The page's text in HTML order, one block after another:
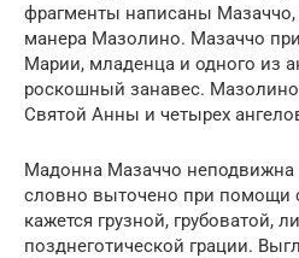
фрагменты написаны Мазаччо,
манера Мазолино. Мазаччо
Марии, младенца и одного из
роскошный занавес.
Святой Анны и четырех
Мадонна Мазаччо неподвижна
словно выточено при помощи
кажется грузной, грубоватой,
позднеготической грации.